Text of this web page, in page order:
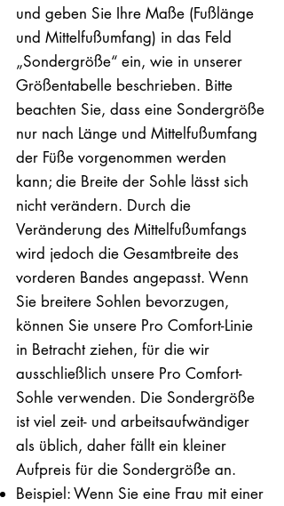
und geben Sie Ihre Maße (Fußlänge
und Mittelfußumfang) in das Feld
„Sondergröße“ ein, wie in unserer
Größentabelle beschrieben. Bitte
beachten Sie, dass eine Sondergröße
nur nach Länge und Mittelfußumfang
der Füße vorgenommen werden
kann; die Breite der Sohle lässt sich
nicht verändern. Durch die
Veränderung des Mittelfußumfangs
wird jedoch die Gesamtbreite des
vorderen Bandes angepasst. Wenn
Sie breitere Sohlen bevorzugen,
können Sie unsere Pro Comfort-Linie
in Betracht ziehen, für die wir
ausschließlich unsere Pro Comfort-
Sohle verwenden. Die Sondergröße
ist viel zeit- und arbeitsaufwändiger
als üblich, daher fällt ein kleiner
Aufpreis für die Sondergröße an.
Beispiel: Wenn Sie eine Frau mit einer